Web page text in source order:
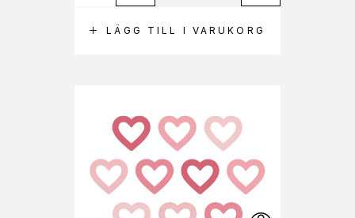
LÄGG TILL I VARUKORG